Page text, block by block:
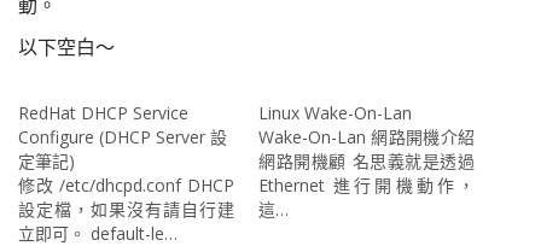
以下空白～
RedHat DHCP Service
Configure (DHCP Server 設
定筆記)
修改 /etc/dhcpd.conf DHCP
設定檔，如果沒有請自行建
立即可。 default-le…
Linux Wake-On-Lan
Wake-On-Lan 網路開機介紹
網路開機顧 名思義就是透過
Ethernet 進行開機動作，
這…